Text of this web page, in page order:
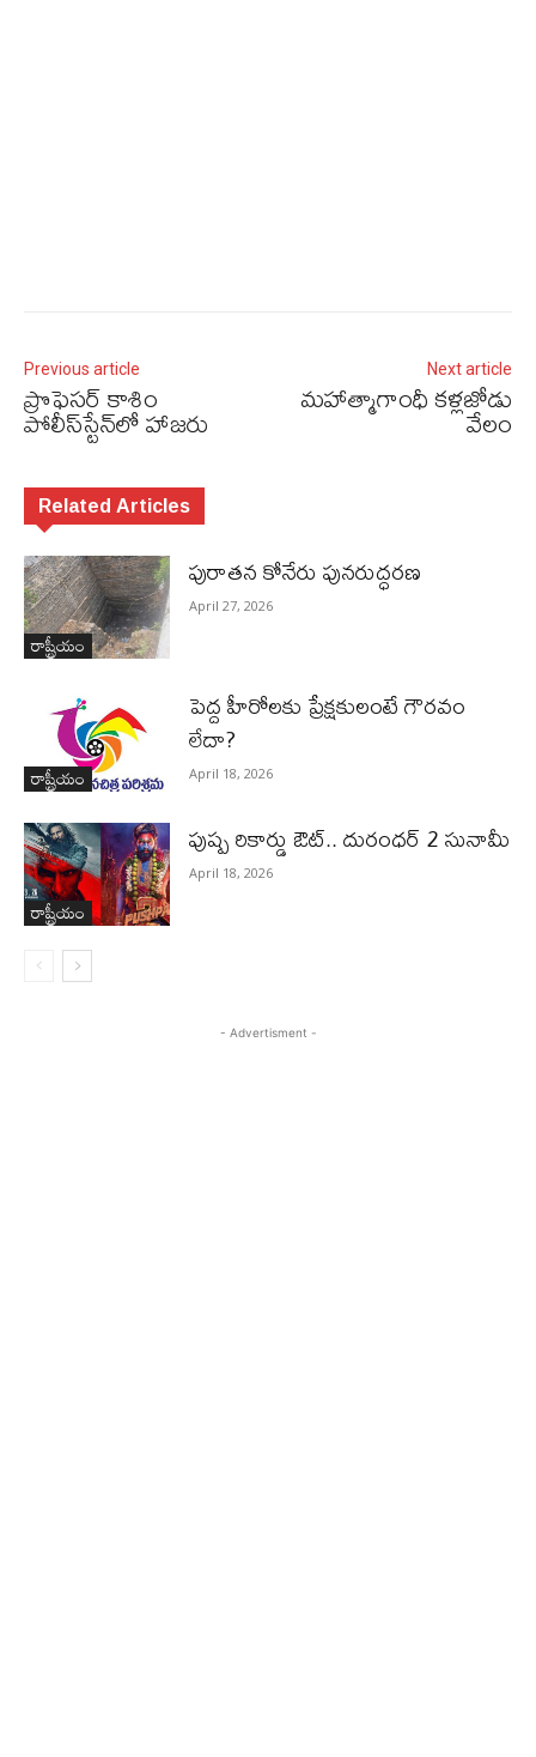
Previous article
ప్రొఫెసర్‌ కాశిం
పోలీస్‌స్టేన్‌లో హాజరు
Next article
మహాత్మాగాంధీ కళ్లజోడు
వేలం
Related Articles
రాష్ట్రీయం
పురాత‌న కోనేరు పున‌రుద్ధ‌ర‌ణ
April 27, 2026
రాష్ట్రీయం
పెద్ద హీరోల‌కు ప్రేక్ష‌కులంటే గౌర‌వం
లేదా?
April 18, 2026
రాష్ట్రీయం
పుష్ప రికార్డు ఔట్‌.. దురంధ‌ర్ 2 సునామీ
April 18, 2026
- Advertisment -